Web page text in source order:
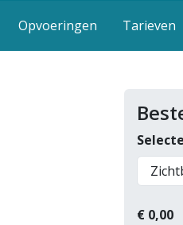
Opvoeringen Tarieven
€ 0,00